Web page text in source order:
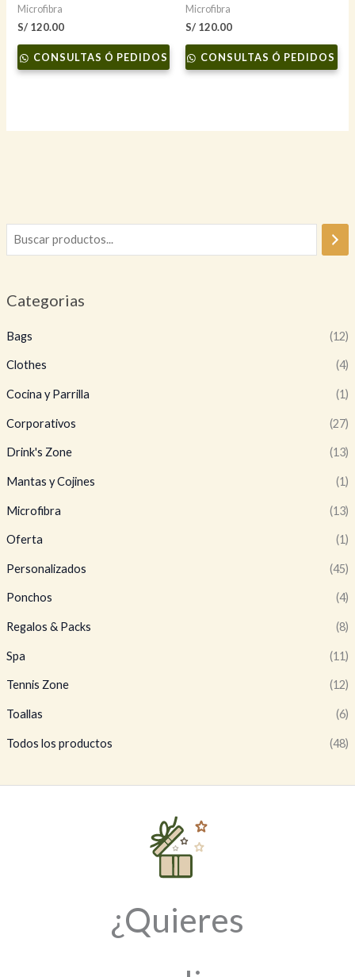
Categorias
Bags (12)
Clothes (4)
Cocina y Parrilla (1)
Corporativos (27)
Drink's Zone (13)
Mantas y Cojines (1)
Microfibra (13)
Oferta (1)
Personalizados (45)
Ponchos (4)
Regalos & Packs (8)
Spa (11)
Tennis Zone (12)
Toallas (6)
Todos los productos (48)
Microfibra
S/ 120.00
CONSULTAS Ó PEDIDOS
Microfibra
S/ 120.00
CONSULTAS Ó PEDIDOS
¿Quieres